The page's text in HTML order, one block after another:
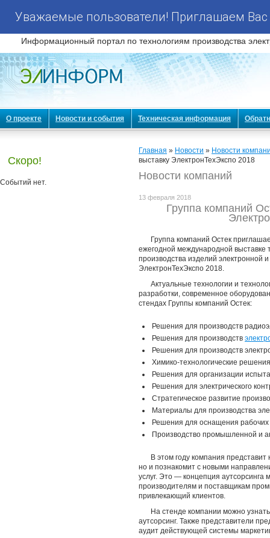
Уважаемые пользователи! Приглашаем
Информационный портал по технологиям производства
О проекте Новости и события Техническая информация
Скоро!
Событий нет.
Главная » Новости » Новости
выставку ЭлектронТехЭкспо 2018
Новости компаний
13 февраля 2018
Группа компаний
Группа компаний Остек
ежегодной международной выставке
производства изделий электронной
ЭлектронТехЭкспо 2018.
Актуальные технологии и
разработки, современное
стендах Группы компаний Остек:
Решения для производств
Решения для производств
Решения для производств
Химико-технологические решения
Решения для организации
Решения для электрического
Стратегическое развитие
Материалы для производства
Решения для оснащения рабочих
Производство промышленной и
В этом году компания
но и познакомит с новыми
услуг. Это — концепция аутсорсинга
производителям и поставщикам
привлекающий клиентов.
На стенде компании можно
аутсорсинг. Также представители
аудит действующей системы